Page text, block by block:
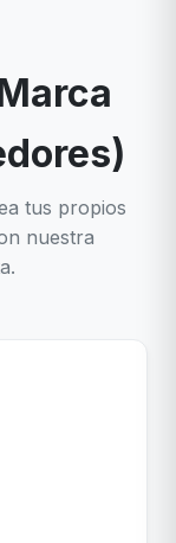
tus propios
nuestra